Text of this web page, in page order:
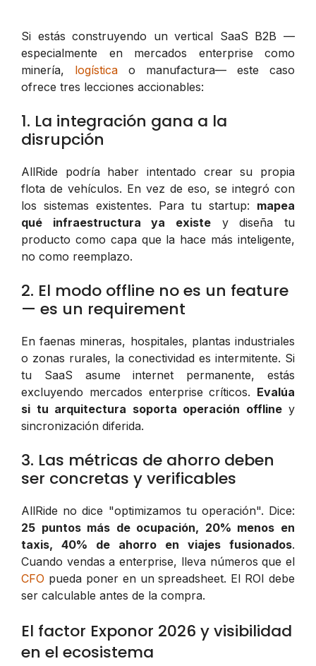
Si estás construyendo un vertical SaaS B2B —
especialmente en mercados enterprise como
minería, logística o manufactura— este caso
ofrece tres lecciones accionables:
1. La integración gana a la
disrupción
AllRide podría haber intentado crear su propia
flota de vehículos. En vez de eso, se integró con
los sistemas existentes. Para tu startup: mapea
qué infraestructura ya existe y diseña tu
producto como capa que la hace más inteligente,
no como reemplazo.
2. El modo offline no es un feature
— es un requirement
En faenas mineras, hospitales, plantas industriales
o zonas rurales, la conectividad es intermitente. Si
tu SaaS asume internet permanente, estás
excluyendo mercados enterprise críticos. Evalúa
si tu arquitectura soporta operación offliney
sincronización diferida.
3. Las métricas de ahorro deben
ser concretas y verificables
AllRide no dice "optimizamos tu operación". Dice:
25 puntos más de ocupación, 20% menos en
taxis, 40% de ahorro en viajes fusionados.
Cuando vendas a enterprise, lleva números que el
CFO pueda poner en un spreadsheet. El ROI debe
ser calculable antes de la compra.
El factor Exponor 2026 y visibilidad
en el ecosistema